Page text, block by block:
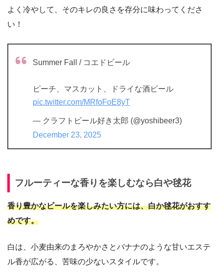
よく冷やして、そのキレの良さを存分に味わってくださ
い！
Summer Fall / コエドビール
ピーチ、マスカット、ドライな酒ビール
pic.twitter.com/MRfoFoE8yT
— クラフトビール好き太郎 (@yoshibeer3)
December 23, 2025
フルーティーな香りを楽しむなら白や毬花
香り豊かなビールを楽しみたい方には、白か毬花がおすす
めです。
白は、小麦由来のまろやかさとバナナのような甘いエステ
ル香が広がる、苦味の少ないスタイルです。